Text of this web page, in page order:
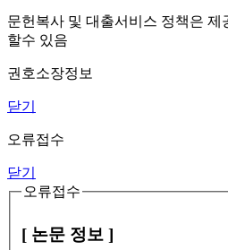
문헌복사 및 대출서비스 정책은 제
할수 있음
권호소장정보
닫기
오류접수
닫기
오류접수
[ 논문 정보 ]